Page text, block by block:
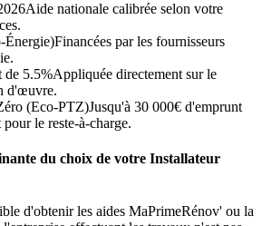
Aide nationale calibrée selon votre
Énergie)Financées par les fournisseurs
de 5.5%Appliquée directement sur le
d'œuvre.
(Eco-PTZ)Jusqu'à 30 000€ d'emprunt
le reste-à-charge.
du choix de votre Installateur
d'obtenir les aides MaPrimeRénov' ou la